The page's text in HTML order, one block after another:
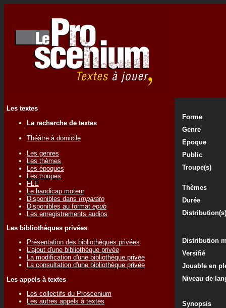
Les textes
La recherche de textes
Théâtre à domicile
Les genres
Les thèmes
Les époques
Les troupes
FLE
Le handicap moteur
Disponibles dans Imparato
Disponibles au format epub
Les enregistrements audios
Les bibliothèques privées
Présentation des bibliothèques privées
L'ajout d'une bibliothèque privée
La modification d'une bibliothèque privée
La consultation d'une bibliothèque privée
Les appels à textes
Les collectifs du Proscenium
Les autres appels à textes
Forme
Genre
Epoque
Public
Troupe(s)
Thèmes
Durée
Distribution(s)
Distribution
Versifié
Jouable en
Niveau de
Synopsis